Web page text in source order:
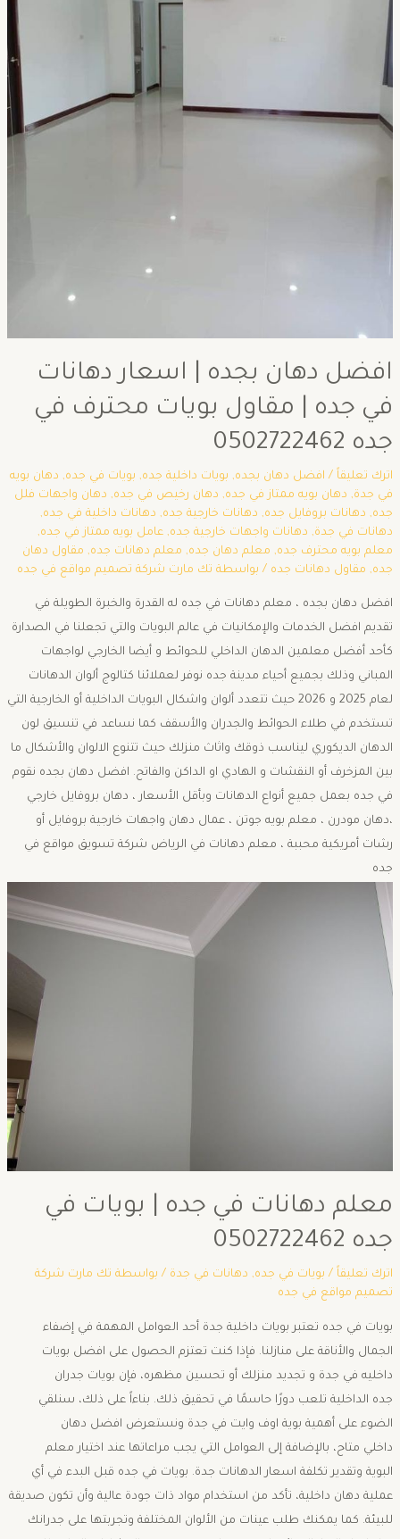
افضل دهان بجده | اسعار دهانات
في جده | مقاول بويات محترف في
جده 0502722462
اترك تعليقاً / افضل دهان بجده, بويات داخلية جده, بويات في جده, دهان بويه
في جدة, دهان بويه ممتاز في جده, دهان رخيص في جده, دهان واجهات فلل
جده, دهانات بروفايل جده, دهانات خارجية جده, دهانات داخلية في جده,
دهانات في جدة, دهانات واجهات خارجية جده, عامل بويه ممتاز في جده,
معلم بويه محترف جده, معلم دهان جده, معلم دهانات جده, مقاول دهان
جده, مقاول دهانات جده / بواسطة تك مارت شركة تصميم مواقع في جده
افضل دهان بجده ، معلم دهانات في جده له القدرة والخبرة الطويلة في
تقديم افضل الخدمات والإمكانيات في عالم البويات والتي تجعلنا في الصدارة
كأحد أفضل معلمين الدهان الداخلي للحوائط و أيضا الخارجي لواجهات
المباني وذلك بجميع أحياء مدينة جده نوفر لعملائنا كتالوج ألوان الدهانات
لعام 2025 و 2026 حيث تتعدد ألوان واشكال البويات الداخلية أو الخارجية التي
تستخدم في طلاء الحوائط والجدران والأسقف كما نساعد في تنسيق لون
الدهان الديكوري ليناسب ذوقك واثاث منزلك حيث تتنوع الالوان والأشكال ما
بين المزخرف أو النقشات و الهادي او الداكن والفاتح. افضل دهان بجده نقوم
في جده بعمل جميع أنواع الدهانات وبأقل الأسعار ، دهان بروفايل خارجي
،دهان مودرن ، معلم بويه جوتن ، عمال دهان واجهات خارجية بروفايل أو
رشات أمريكية محببة ، معلم دهانات في الرياض شركة تسويق مواقع في
جده
معلم دهانات في جده | بويات في
جده 0502722462
اترك تعليقاً / بويات في جده, دهانات في جدة / بواسطة تك مارت شركة
تصميم مواقع في جده
بويات في جده تعتبر بويات داخلية جدة أحد العوامل المهمة في إضفاء
الجمال والأناقة على منازلنا. فإذا كنت تعتزم الحصول على افضل بويات
داخليه في جدة و تجديد منزلك أو تحسين مظهره، فإن بويات جدران
جده الداخلية تلعب دورًا حاسمًا في تحقيق ذلك. بناءاً على ذلك، سنلقي
الضوء على أهمية بوية اوف وايت في جدة ونستعرض افضل دهان
داخلي متاح، بالإضافة إلى العوامل التي يجب مراعاتها عند اختيار معلم
البوية وتقدير تكلفة اسعار الدهانات جدة. بويات في جده قبل البدء في أي
عملية دهان داخلية، تأكد من استخدام مواد ذات جودة عالية وأن تكون صديقة
للبيئة. كما يمكنك طلب عينات من الألوان المختلفة وتجربتها على جدرانك